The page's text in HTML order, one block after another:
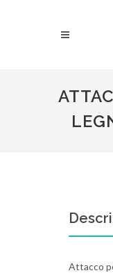
Attacco